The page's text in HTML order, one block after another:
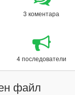
3 коментара
4 последователи
файл